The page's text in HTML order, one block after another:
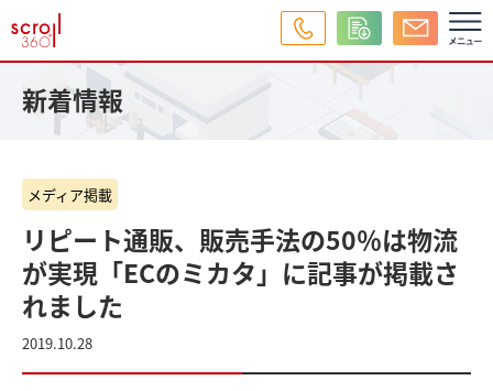
新着情報
メディア掲載
リピート通販、販売手法の50％は物流
が実現「ECのミカタ」に記事が掲載さ
れました
2019.10.28